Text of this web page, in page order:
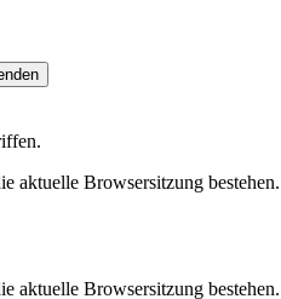
aktuelle Browsersitzung bestehen.
aktuelle Browsersitzung bestehen.